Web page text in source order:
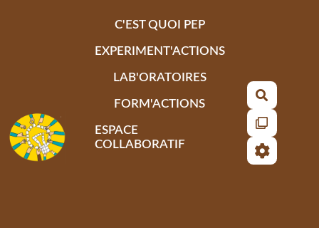
C'EST QUOI PEP
EXPERIMENT'ACTIONS
LAB'ORATOIRES
FORM'ACTIONS
ESPACE
COLLABORATIF